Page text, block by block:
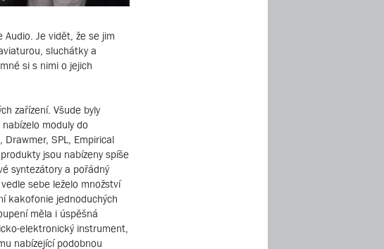
Je vidět, že se jim
sluchátky a
si s nimi o jejich
zařízení. Všude byly
moduly do
SPL, Empirical
jsou nabízeny spíše
syntezátory a pořádný
sebe leželo množství
kakofonie jednoduchých
měla i úspěšná
elektronický instrument,
nabízející podobnou